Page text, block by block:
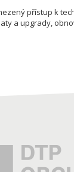
přístup k
a upgrady,